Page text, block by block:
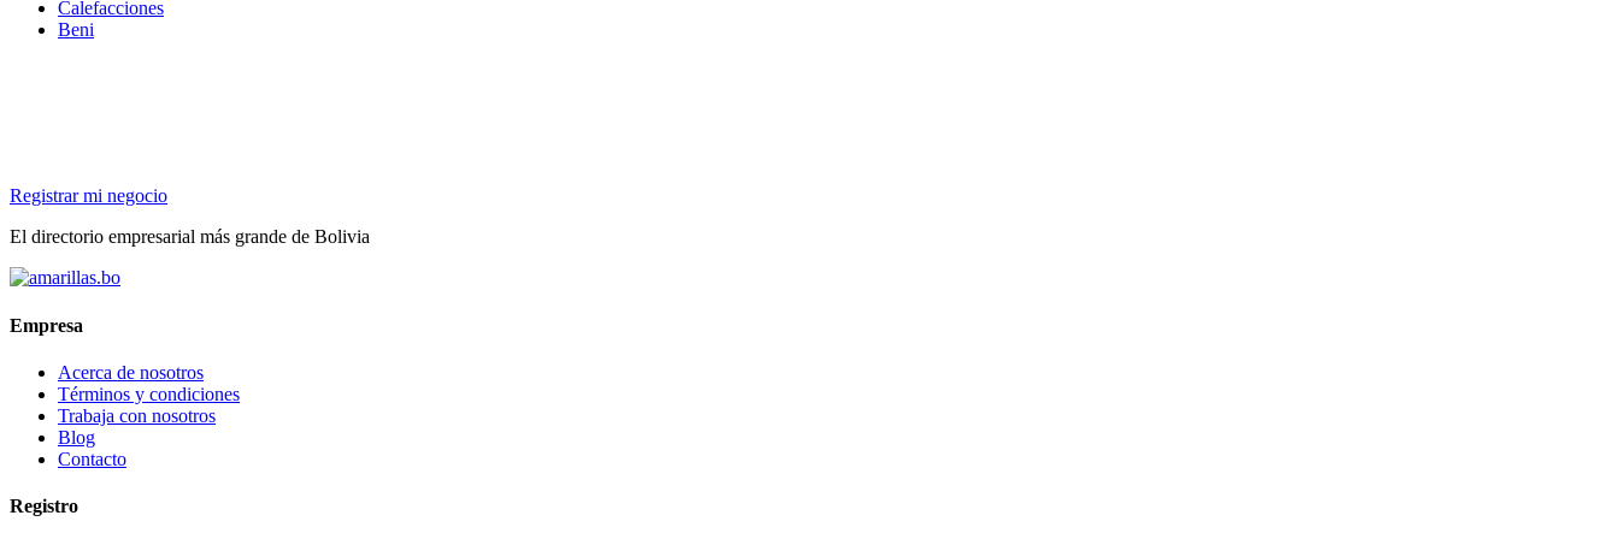
Calefacciones
Beni
Registrar mi negocio
El directorio empresarial más grande de Bolivia
Empresa
Acerca de nosotros
Términos y condiciones
Trabaja con nosotros
Blog
Contacto
Registro